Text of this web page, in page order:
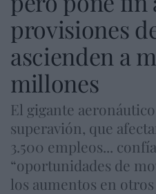
provisiones
ascienden a
millones
El gigante
superavión, que
3.500 empleos...
“oportunidades de
los aumentos en